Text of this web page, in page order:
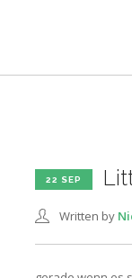
22 SEP
Written by